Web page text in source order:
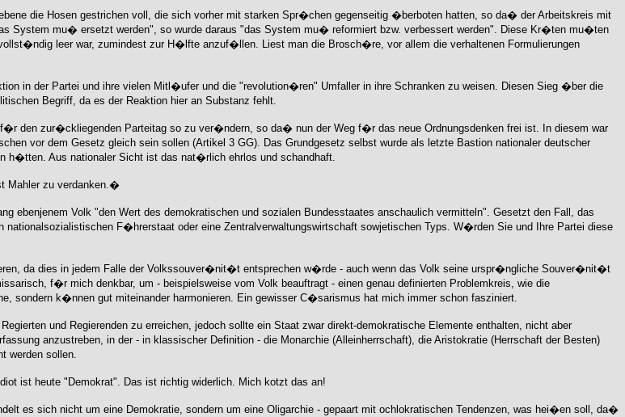
die Hosen gestrichen voll, die sich vorher mit starken Spr�chen gegenseitig �berboten hatten, so da� der Arbeitskreis mit
System mu� ersetzt werden", so wurde daraus "das System mu� reformiert bzw. verbessert werden". Diese Kr�ten mu�ten
leer war, zumindest zur H�lfte anzuf�llen. Liest man die Brosch�re, vor allem die verhaltenen Formulierungen
in der Partei und ihre vielen Mitl�ufer und die "revolution�ren" Umfaller in ihre Schranken zu weisen. Diesen Sieg �ber die
Begriff, da es der Reaktion hier an Substanz fehlt.
den zur�ckliegenden Parteitag so zu ver�ndern, so da� nun der Weg f�r das neue Ordnungsdenken frei ist. In diesem war
vor dem Gesetz gleich sein sollen (Artikel 3 GG). Das Grundgesetz selbst wurde als letzte Bastion nationaler deutscher
h�tten. Aus nationaler Sicht ist das nat�rlich ehrlos und schandhaft.
Mahler zu verdanken.�
Volk "den Wert des demokratischen und sozialen Bundesstaates anschaulich vermitteln". Gesetzt den Fall, das
F�hrerstaat oder eine Zentralverwaltungswirtschaft sowjetischen Typs. W�rden Sie und Ihre Partei diese
da dies in jedem Falle der Volkssouver�nit�t entsprechen w�rde - auch wenn das Volk seine urspr�ngliche Souver�nit�t
f�r mich denkbar, um - beispielsweise vom Volk beauftragt - einen genau definierten Problemkreis, wie die
k�nnen gut miteinander harmonieren. Ein gewisser C�sarismus hat mich immer schon fasziniert.
und Regierenden zu erreichen, jedoch sollte ein Staat zwar direkt-demokratische Elemente enthalten, nicht aber
anzustreben, in der - in klassischer Definition - die Monarchie (Alleinherrschaft), die Aristokratie (Herrschaft der Besten)
werden sollen.
ist heute "Demokrat". Das ist richtig widerlich. Mich kotzt das an!
es sich nicht um eine Demokratie, sondern um eine Oligarchie - gepaart mit ochlokratischen Tendenzen, was hei�en soll, da�